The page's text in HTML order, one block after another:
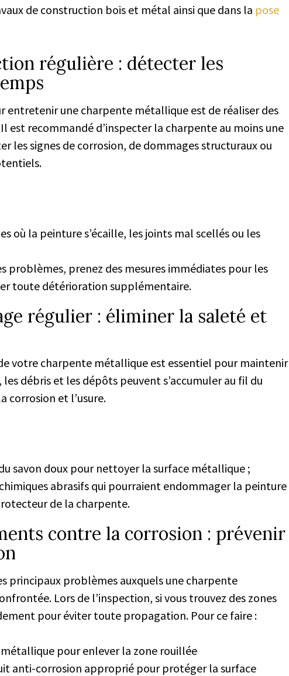
de construction bois et métal ainsi que dans la pose
régulière : détecter les
entretenir une charpente métallique est de réaliser des
est recommandé d’inspecter la charpente au moins une
les signes de corrosion, de dommages structuraux ou
où la peinture s’écaille, les joints mal scellés ou les
problèmes, prenez des mesures immédiates pour les
toute détérioration supplémentaire.
régulier : éliminer la saleté et
votre charpente métallique est essentiel pour maintenir
débris et les dépôts peuvent s’accumuler au fil du
corrosion et l’usure.
savon doux pour nettoyer la surface métallique ;
abrasifs qui pourraient endommager la peinture
de la charpente.
contre la corrosion : prévenir
principaux problèmes auxquels une charpente
Lors de l’inspection, si vous trouvez des zones
pour éviter toute propagation. Pour ce faire :
pour enlever la zone rouillée
anti-corrosion approprié pour protéger la surface